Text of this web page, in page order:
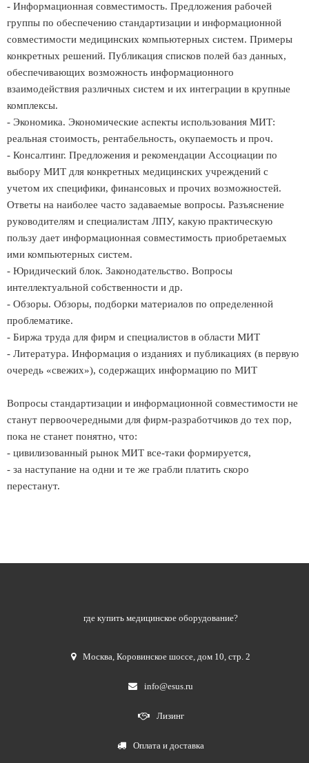
- Информационная совместимость. Предложения рабочей
группы по обеспечению стандартизации и информационной
совместимости медицинских компьютерных систем. Примеры
конкретных решений. Публикация списков полей баз данных,
обеспечивающих возможность информационного
взаимодействия различных систем и их интеграции в крупные
комплексы.
- Экономика. Экономические аспекты использования МИТ:
реальная стоимость, рентабельность, окупаемость и проч.
- Консалтинг. Предложения и рекомендации Ассоциации по
выбору МИТ для конкретных медицинских учреждений с
учетом их специфики, финансовых и прочих возможностей.
Ответы на наиболее часто задаваемые вопросы. Разъяснение
руководителям и специалистам ЛПУ, какую практическую
пользу дает информационная совместимость приобретаемых
ими компьютерных систем.
- Юридический блок. Законодательство. Вопросы
интеллектуальной собственности и др.
- Обзоры. Обзоры, подборки материалов по определенной
проблематике.
- Биржа труда для фирм и специалистов в области МИТ
- Литература. Информация о изданиях и публикациях (в первую
очередь «свежих»), содержащих информацию по МИТ
Вопросы стандартизации и информационной совместимости не
станут первоочередными для фирм-разработчиков до тех пор,
пока не станет понятно, что:
- цивилизованный рынок МИТ все-таки формируется,
- за наступание на одни и те же грабли платить скоро
перестанут.
где купить медицинское оборудование?
Москва,Коровинское шоссе, дом 10, стр. 2
info@esus.ru
Лизинг
Оплата и доставка